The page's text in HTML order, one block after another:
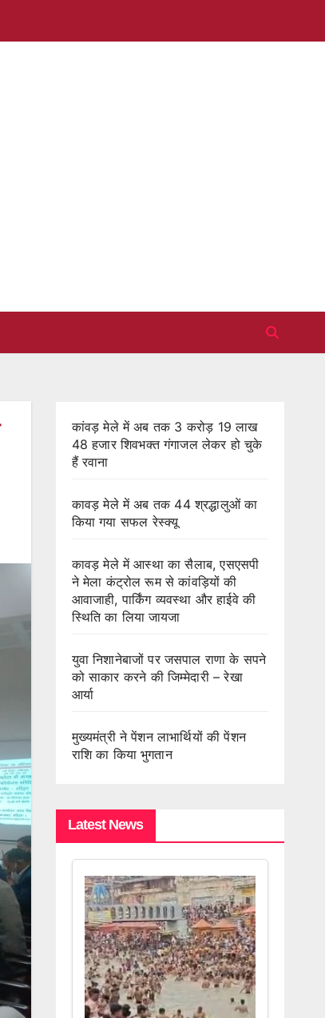
कांवड़ मेले में अब तक 3 करोड़ 19 लाख
48 हजार शिवभक्त गंगाजल लेकर हो चुके
हैं रवाना
कावड़ मेले में अब तक 44 श्रद्धालुओं का
किया गया सफल रेस्क्यू
कावड़ मेले में आस्था का सैलाब, एसएसपी
ने मेला कंट्रोल रूम से कांवड़ियों की
आवाजाही, पार्किंग व्यवस्था और हाईवे की
स्थिति का लिया जायजा
युवा निशानेबाजों पर जसपाल राणा के सपने
को साकार करने की जिम्मेदारी – रेखा
आर्या
मुख्यमंत्री ने पेंशन लाभार्थियों की पेंशन
राशि का किया भुगतान
Latest News